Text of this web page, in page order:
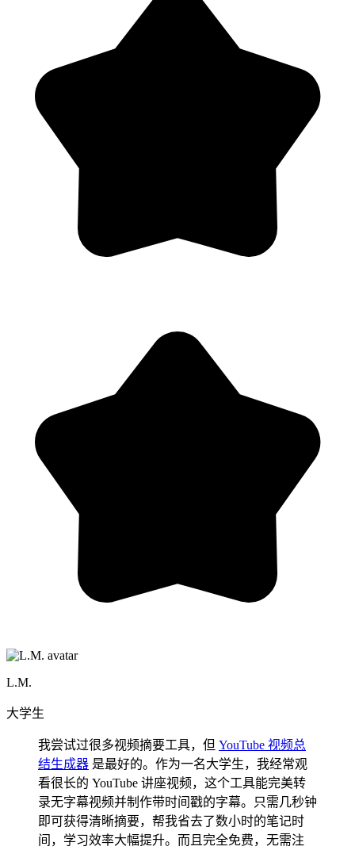
L.M.
大学生
我尝试过很多视频摘要工具，但 YouTube 视频总
结生成器 是最好的。作为一名大学生，我经常观
看很长的 YouTube 讲座视频，这个工具能完美转
录无字幕视频并制作带时间戳的字幕。只需几秒钟
即可获得清晰摘要，帮我省去了数小时的笔记时
间，学习效率大幅提升。而且完全免费，无需注